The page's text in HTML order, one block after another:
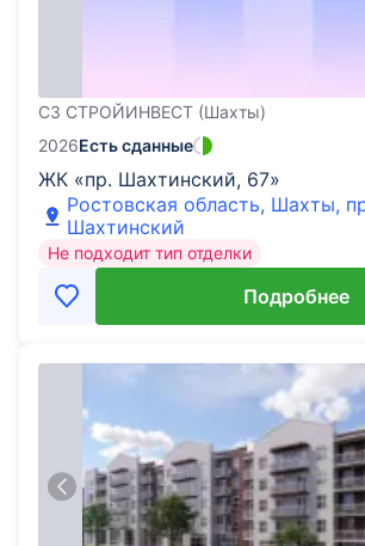
СЗ СТРОЙИНВЕСТ (Шахты)
ЖК «пр. Шахтинский, 67»
2026Есть сданные
Ростовская область, Шахты,
Шахтинский
Не подходит тип отделки
Подробнее